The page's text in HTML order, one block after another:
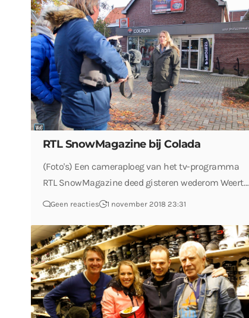
RTL SnowMagazine bij Colada
(Foto's) Een cameraploeg van het tv-programma
RTL SnowMagazine deed gisteren wederom Weert…
Geen reacties 1 november 2018 23:31